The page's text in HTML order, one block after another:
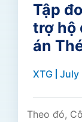
Tập
trợ hộ
án
XTG July
Theo đó,